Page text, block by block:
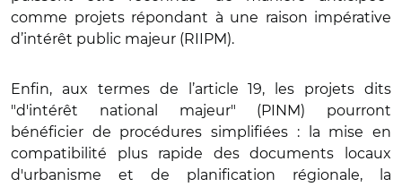
comme projets répondant à une raison impérative
d’intérêt public majeur (RIIPM).
Enfin, aux termes de l’article 19, les projets dits
"d'intérêt national majeur" (PINM) pourront
bénéficier de procédures simplifiées : la mise en
compatibilité plus rapide des documents locaux
d'urbanisme et de planification régionale, la